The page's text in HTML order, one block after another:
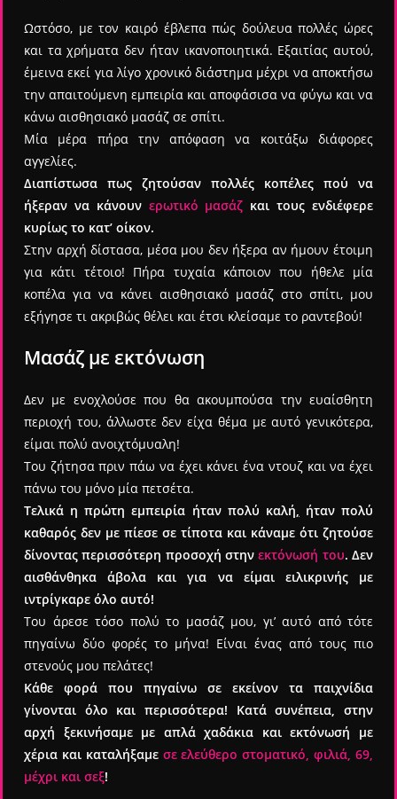
Ωστόσο, με τον καιρό έβλεπα πώς δούλευα πολλές ώρες
και τα χρήματα δεν ήταν ικανοποιητικά. Εξαιτίας αυτού,
έμεινα εκεί για λίγο χρονικό διάστημα μέχρι να αποκτήσω
την απαιτούμενη εμπειρία και αποφάσισα να φύγω και να
κάνω αισθησιακό μασάζ σε σπίτι.
Μία μέρα πήρα την απόφαση να κοιτάξω διάφορες
αγγελίες.
Διαπίστωσα πως ζητούσαν πολλές κοπέλες πού να
ήξεραν να κάνουν ερωτικό μασάζ και τους ενδιέφερε
κυρίως το κατ’ οίκον.
Στην αρχή δίστασα, μέσα μου δεν ήξερα αν ήμουν έτοιμη
για κάτι τέτοιο! Πήρα τυχαία κάποιον που ήθελε μία
κοπέλα για να κάνει αισθησιακό μασάζ στο σπίτι, μου
εξήγησε τι ακριβώς θέλει και έτσι κλείσαμε το ραντεβού!
Μασάζ με εκτόνωση
Δεν με ενοχλούσε που θα ακουμπούσα την ευαίσθητη
περιοχή του, άλλωστε δεν είχα θέμα με αυτό γενικότερα,
είμαι πολύ ανοιχτόμυαλη!
Του ζήτησα πριν πάω να έχει κάνει ένα ντουζ και να έχει
πάνω του μόνο μία πετσέτα.
Τελικά η πρώτη εμπειρία ήταν πολύ καλή
ήταν πολύ
καθαρός δεν με πίεσε σε τίποτα και κάναμε ότι ζητούσε
δίνοντας περισσότερη προσοχή στηνεκτόνωσή του. Δεν
αισθάνθηκα άβολα και για να είμαι ειλικρινής με
ιντρίγκαρε όλο αυτό!
Του άρεσε τόσο πολύ το μασάζ μου, γι’ αυτό από τότε
πηγαίνω δύο φορές το μήνα! Είναι ένας από τους πιο
στενούς μου πελάτες!
Κάθε φορά που πηγαίνω σε εκείνον τα παιχνίδια
γίνονται όλο και περισσότερα! Κατά συνέπεια, στην
αρχή ξεκινήσαμε με απλά χαδάκια και εκτόνωσή με
χέρια και καταλήξαμε σε ελεύθερο στοματικό, φιλιά, 69,
μέχρι και σεξ!